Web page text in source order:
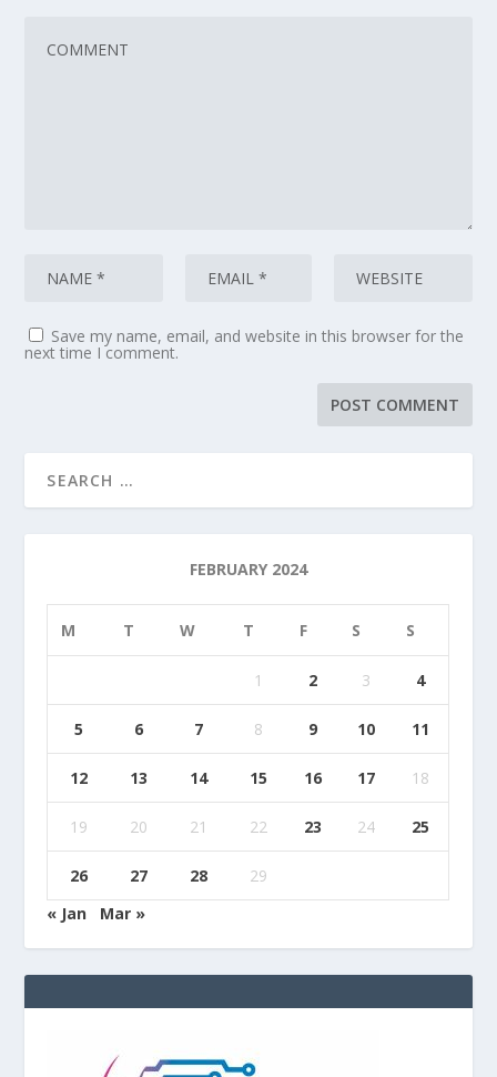
Save my name, email, and website in this browser for the
next time I comment.
FEBRUARY 2024
M T W T F S S
1 2 3 4
5 6 7 8 9 10 11
12 13 14 15 16 17 18
19 20 21 22 23 24 25
26 27 28
29
« Jan
Mar »